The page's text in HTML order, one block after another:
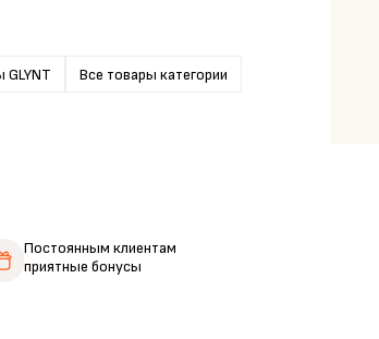
GLYNT Все товары категории
Постоянным клиентам
приятные бонусы